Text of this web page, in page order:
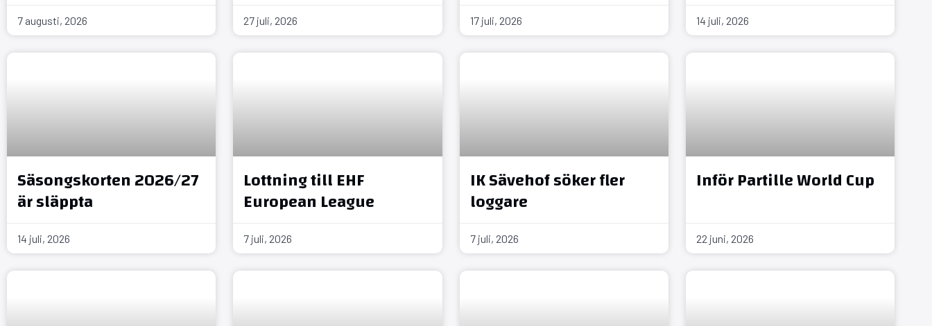
7 augusti, 2026 27 juli, 2026 17 juli, 2026 14 juli, 2026
Säsongskorten 2026/27
är släppta
14 juli, 2026
Lottning till EHF
European League
7 juli, 2026
IK Sävehof söker fler
loggare
7 juli, 2026
Inför Partille World Cup
22 juni, 2026